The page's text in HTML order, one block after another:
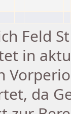
Feld
in
da